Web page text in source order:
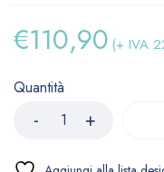
€110,90 (+ IVA
Quantità